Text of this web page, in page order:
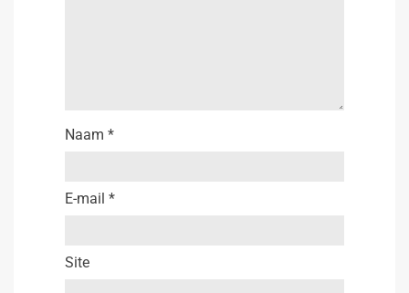
Naam *
E-mail *
Site